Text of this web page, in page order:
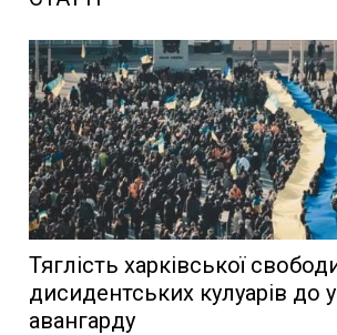
Тяглість харківської
дисидентських кулуарів до
авангарду